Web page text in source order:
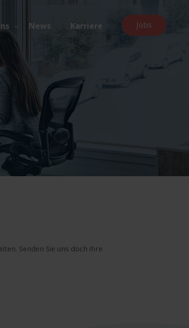
Jobs
News Karriere
Senden Sie uns doch ihre